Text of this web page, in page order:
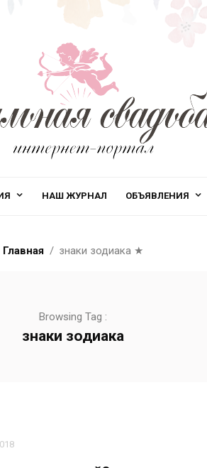
НАШ ЖУРНАЛ ОБЪЯВЛЕНИЯ
Главная знаки зодиака ★
Browsing Tag :
знаки зодиака